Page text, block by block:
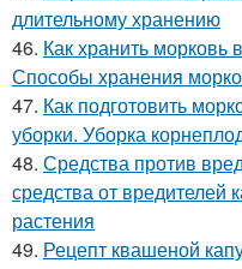
длительному хранению
46. Как хранить морковь
Способы хранения
47. Как подготовить
уборки. Уборка
48. Средства против
средства от вредителей
растения
49. Рецепт квашеной